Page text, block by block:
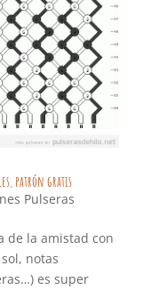
patrón gratis
Pulseras
de la amistad con
notas
es super